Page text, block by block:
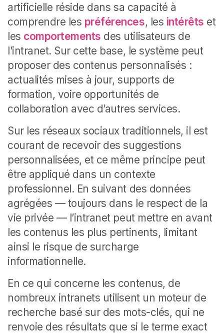
artificielle réside dans sa capacité à
comprendre les préférences, les intérêts et
les comportements des utilisateurs de
l’intranet. Sur cette base, le système peut
proposer des contenus personnalisés :
actualités mises à jour, supports de
formation, voire opportunités de
collaboration avec d’autres services.
Sur les réseaux sociaux traditionnels, il est
courant de recevoir des suggestions
personnalisées, et ce même principe peut
être appliqué dans un contexte
professionnel. En suivant des données
agrégées — toujours dans le respect de la
vie privée — l’intranet peut mettre en avant
les contenus les plus pertinents, limitant
ainsi le risque de surcharge
informationnelle.
En ce qui concerne les contenus, de
nombreux intranets utilisent un moteur de
recherche basé sur des mots-clés, qui ne
renvoie des résultats que si le terme exact